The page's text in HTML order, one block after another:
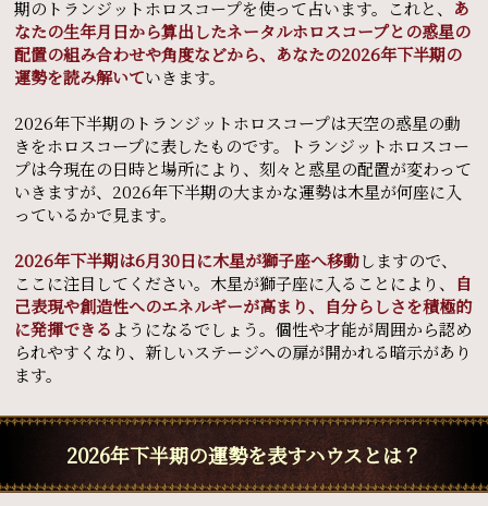
期のトランジットホロスコープを使って占います。これと、 あ
なたの生年月日から算出したネータルホロスコープとの惑星の
配置の組み合わせや角度などから、あなたの2026年下半期の
運勢を読み解いていきます。
2026年下半期のトランジットホロスコープは天空の惑星の動
きをホロスコープに表したものです。トランジットホロスコー
プは今現在の日時と場所により、刻々と惑星の配置が変わって
いきますが、2026年下半期の大まかな運勢は木星が何座に入
っているかで見ます。
2026年下半期は6月30日に木星が獅子座へ移動しますので、
ここに注目してください。木星が獅子座に入ることにより、 自
己表現や創造性へのエネルギーが高まり、自分らしさを積極的
に発揮できる ようになるでしょう。個性や才能が周囲から認め
られやすくなり、新しいステージへの扉が開かれる暗示があり
ます。
2026年下半期の運勢を表すハウスとは？